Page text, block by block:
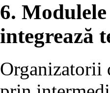
6.
integrează
Organizatorii